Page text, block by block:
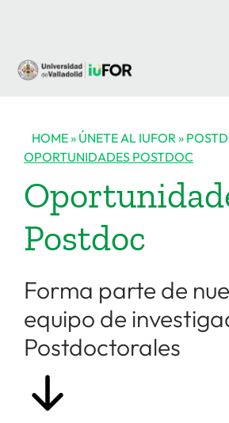
contenido
HOME» ÚNETE AL IUFOR»
OPORTUNIDADES POSTDOC
Postdoc
Forma parte de
equipo de
Postdoctorales